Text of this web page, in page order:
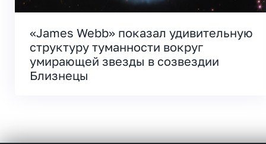
«James Webb» показал удивительную
структуру туманности вокруг
умирающей звезды в созвездии
Близнецы